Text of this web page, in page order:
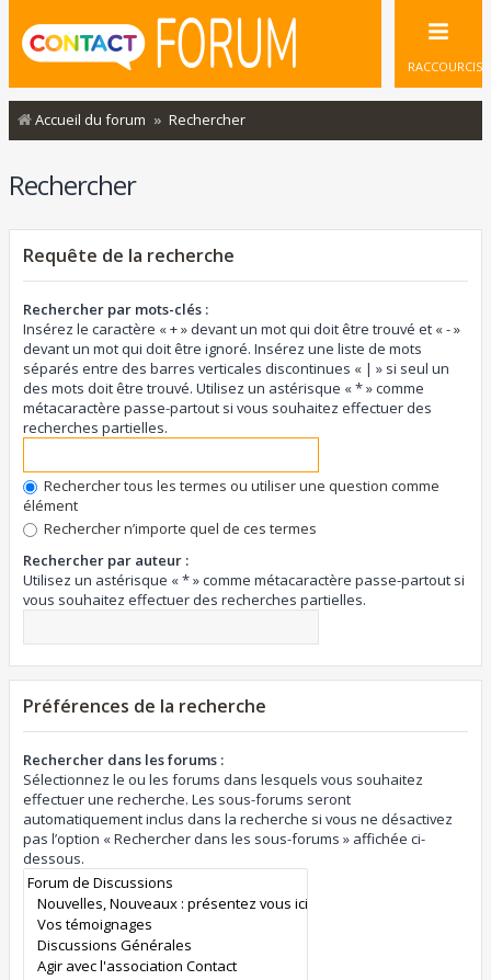
RACCOURCIS
Accueil du forum Rechercher
Rechercher
Requête de la recherche
Rechercher par mots-clés :
Insérez le caractère « + » devant un mot qui doit être trouvé et « - »
devant un mot qui doit être ignoré. Insérez une liste de mots
séparés entre des barres verticales discontinues « | » si seul un
des mots doit être trouvé. Utilisez un astérisque « * » comme
métacaractère passe-partout si vous souhaitez effectuer des
recherches partielles.
Rechercher tous les termes ou utiliser une question comme
élément
Rechercher n’importe quel de ces termes
Rechercher par auteur :
Utilisez un astérisque « * » comme métacaractère passe-partout si
vous souhaitez effectuer des recherches partielles.
Préférences de la recherche
Rechercher dans les forums :
Sélectionnez le ou les forums dans lesquels vous souhaitez
effectuer une recherche. Les sous-forums seront
automatiquement inclus dans la recherche si vous ne désactivez
pas l’option « Rechercher dans les sous-forums » affichée ci-
dessous.